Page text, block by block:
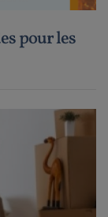
pour les